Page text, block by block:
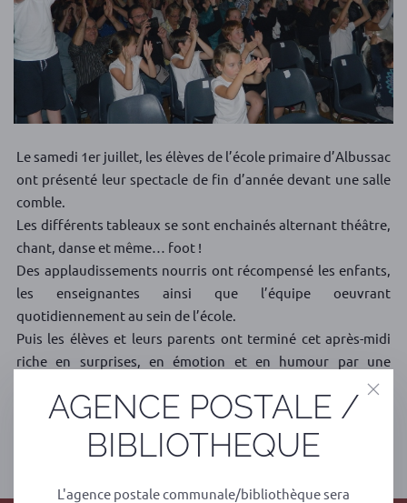
Le samedi 1er juillet, les élèves de l’école primaire d’Albussac
ont présenté leur spectacle de fin d’année devant une salle
comble.
Les différents tableaux se sont enchainés alternant théâtre,
chant, danse et même… foot !
Des applaudissements nourris ont récompensé les enfants,
les enseignantes ainsi que l’équipe oeuvrant
quotidiennement au sein de l’école.
Puis les élèves et leurs parents ont terminé cet après-midi
riche en surprises, en émotion et en humour par une
AGENCE POSTALE /
BIBLIOTHEQUE
L'agence postale communale/bibliothèque sera